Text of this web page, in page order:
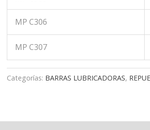
MP C306
MP C307
Categorías: BARRAS LUBRICADORAS,